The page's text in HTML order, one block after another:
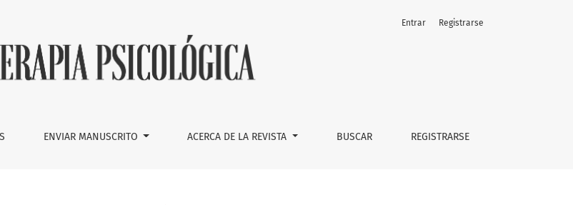
ENVIAR MANUSCRITO ACERCA DE LA REVISTA BUSCAR REGISTRARSE
Entrar Registrarse